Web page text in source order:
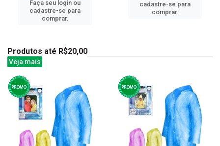
Faça seu login ou
cadastre-se para
comprar.
cadastre-se para
comprar.
Produtos até R$20,00
Veja mais